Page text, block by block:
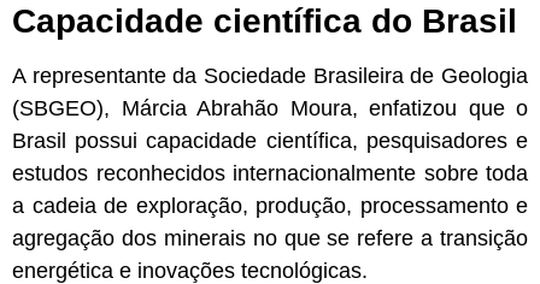
Capacidade científica do Brasil
A representante da Sociedade Brasileira de Geologia
(SBGEO), Márcia Abrahão Moura, enfatizou que o
Brasil possui capacidade científica, pesquisadores e
estudos reconhecidos internacionalmente sobre toda
a cadeia de exploração, produção, processamento e
agregação dos minerais no que se refere a transição
energética e inovações tecnológicas.